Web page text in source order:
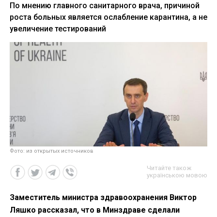
По мнению главного санитарного врача, причиной
роста больных является ослабление карантина, а не
увеличение тестирований
Фото: из открытых источников
Читайте також
українською мовою
Заместитель министра здравоохранения Виктор
Ляшко рассказал, что в Минздраве сделали